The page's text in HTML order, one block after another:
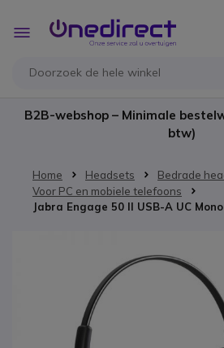
Toggle
Nav
B2B-webshop – Minimale
btw)
Home Headsets
Bedrade
Voor PC en mobiele telefoons
Jabra Engage 50 II USB-A UC Mono